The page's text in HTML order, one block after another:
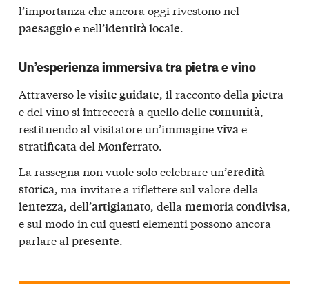
l’importanza che ancora oggi rivestono nel
paesaggioe nell’identità locale.
Un’esperienza immersiva tra pietra e vino
Attraverso levisite guidate, il racconto della pietra
e del vinosi intreccerà a quello dellecomunità,
restituendo al visitatore un’immaginevivae
stratificatadel Monferrato.
La rassegna non vuole solo celebrare un’eredità
storica, ma invitare a riflettere sul valore della
lentezza, dell’artigianato, della memoria condivisa,
e sul modo in cui questi elementi possono ancora
parlare al presente.